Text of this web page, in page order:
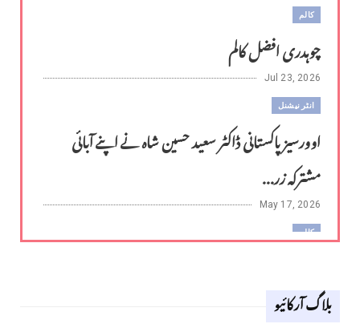
کالم
چوہدری افضل کالم
Jul 23, 2026
انٹر نیشنل
اوورسیز پاکستانی ڈاکٹر سعید حسین شاہ نے اپنے آبائی
مشترکہ زر...
May 17, 2026
کالم
Apr 18, 2026
بلاگ آرکائیو